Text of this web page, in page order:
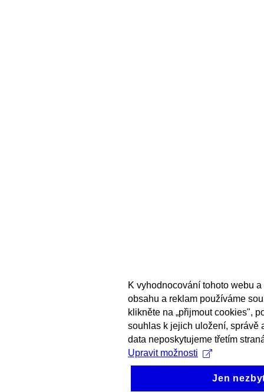
K vyhodnocování tohoto webu
obsahu a reklam používáme
klikněte na „přijmout cookies",
souhlas k jejich uložení, správě
data neposkytujeme třetím
Upravit možnosti
Jen